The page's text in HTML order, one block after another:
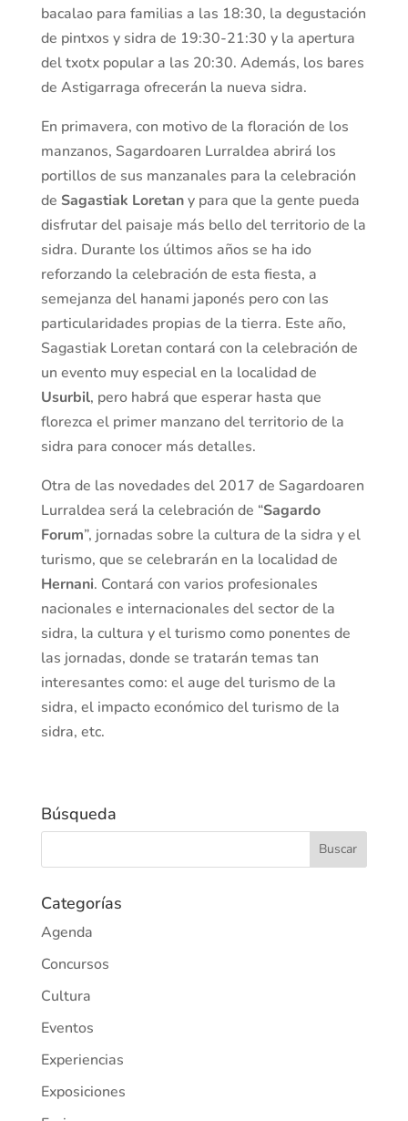
bacalao para familias a las 18:30, la degustación
de pintxos y sidra de 19:30-21:30 y la apertura
del txotx popular a las 20:30. Además, los bares
de Astigarraga ofrecerán la nueva sidra.
En primavera, con motivo de la floración de los
manzanos, Sagardoaren Lurraldea abrirá los
portillos de sus manzanales para la celebración
de Sagastiak Loretany para que la gente pueda
disfrutar del paisaje más bello del territorio de la
sidra. Durante los últimos años se ha ido
reforzando la celebración de esta fiesta, a
semejanza del hanami japonés pero con las
particularidades propias de la tierra. Este año,
Sagastiak Loretan contará con la celebración de
un evento muy especial en la localidad de
Usurbil, pero habrá que esperar hasta que
florezca el primer manzano del territorio de la
sidra para conocer más detalles.
Otra de las novedades del 2017 de Sagardoaren
Lurraldea será la celebración de “Sagardo
Forum”, jornadas sobre la cultura de la sidra y el
turismo, que se celebrarán en la localidad de
Hernani. Contará con varios profesionales
nacionales e internacionales del sector de la
sidra, la cultura y el turismo como ponentes de
las jornadas, donde se tratarán temas tan
interesantes como: el auge del turismo de la
sidra, el impacto económico del turismo de la
sidra, etc.
Búsqueda
Categorías
Agenda
Concursos
Cultura
Eventos
Experiencias
Exposiciones